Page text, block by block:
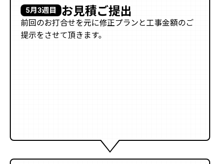
5月3週目 お見積ご提出
前回のお打合せを元に修正プランと工事金額のご
提示をさせて頂きます。